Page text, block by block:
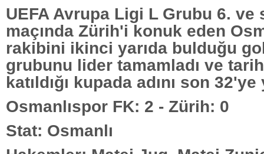
UEFA Avrupa Ligi L Grubu 6. ve
maçında Zürih'i konuk eden
rakibini ikinci yarıda bulduğu
grubunu lider tamamladı ve
katıldığı kupada adını son 32'ye
Osmanlıspor FK: 2 - Zürih: 0
Stat: Osmanlı